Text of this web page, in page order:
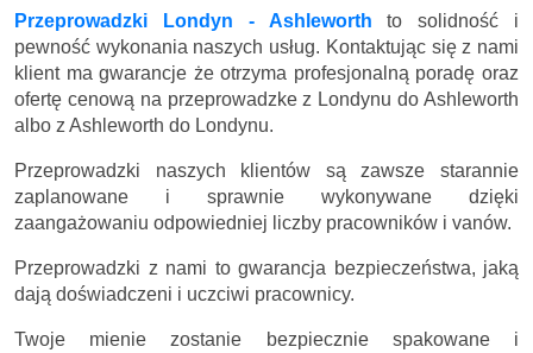
Przeprowadzki Londyn - Ashleworth to solidność i
pewność wykonania naszych usług. Kontaktując się z nami
klient ma gwarancje że otrzyma profesjonalną poradę oraz
ofertę cenową na przeprowadzke z Londynu do Ashleworth
albo z Ashleworth do Londynu.
Przeprowadzki naszych klientów są zawsze starannie
zaplanowane i sprawnie wykonywane dzięki
zaangażowaniu odpowiedniej liczby pracowników i vanów.
Przeprowadzki z nami to gwarancja bezpieczeństwa, jaką
dają doświadczeni i uczciwi pracownicy.
Twoje mienie zostanie bezpiecznie spakowane i